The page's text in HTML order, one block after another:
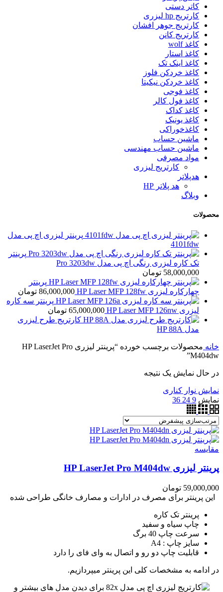
کاتر دستی
کارتریج hp لیزری
کارتریج جوهر افشان
کارتریج کانن
کاغذ wolf
کاغذ استار
کاغذ اینک تک
کاغذ خردکن فلوز
کاغذ خردکن نیکیتا
کاغذ فوجی
کاغذ فول کالر
کاغذ کداک
کاغذ یونیک
کاغذخوراکی
ماشین حساب
ماشین حساب مهندسی
مواد مصرفی
کارتریج لیزری
هدپلاتر
هد پلاتر HP
وبلاگ
محصولات
پرینتر لیزری اچ پی مدل
4101fdw
پرینتر
تک کاره لیزری رنگی اچ پی مدل Pro 3203dw
58,000,000 تومان
پرینتر
چهارکاره لیزری HP Laser MFP 128fw
86,000,000 تومان
پرینتر سه کاره
لیزری HP Laser MFP 126nw
65,000,000 تومان
کارتریج طرح لیزری
مدل HP 88A
خانه
محصولات برچسب خورده “پرینتر لیزری HP LaserJet Pro
M404dw”
در حال نمایش یک نتیجه
نمایش نوار کناری
نمایش 9
24
36
مقايسه
پرینتر لیزری HP LaserJet Pro M404dw
59,000,000 تومان
این پرینتر برای مصرف در ادارات و مصارف خانگی طراحی شده
پرینتر تک کاره
چاپ سیاه و سفید
سرعت چاپ 40 برگ
سایز چاپ : A4
قابلیت چاپ دو رو و اتصال به وای فای را دارد
در ادامه به مشخصات کلی این پرینتر میپردازیم.
برای دیدن مدل های بیشتر و